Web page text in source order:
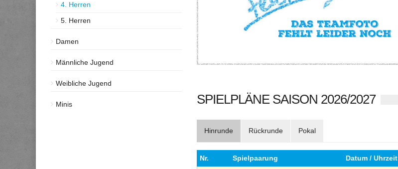
4. Herren
5. Herren
Damen
Männliche Jugend
Weibliche Jugend
Minis SPIELPLÄNE SAISON 2026/2027
Hinrunde Rückrunde Pokal
Nr. Spielpaarung Datum / Uhrzeit